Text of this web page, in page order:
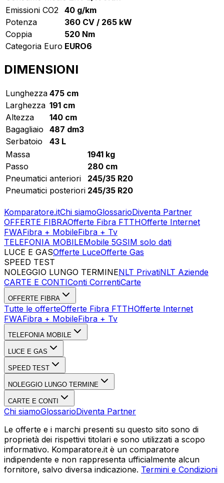
Emissioni CO2
40 g/km
Potenza
360 CV / 265 kW
Coppia
520 Nm
Categoria Euro EURO6
DIMENSIONI
Lunghezza 475 cm
Larghezza 191 cm
Altezza
140 cm
Bagagliaio
487 dm3
Serbatoio
43 L
Massa
1941 kg
Passo
280 cm
Pneumatici anteriori
245/35 R20
Pneumatici posteriori 245/35 R20
Komparatore.itChi siamoGlossarioDiventa Partner
OFFERTE FIBRAOfferte Fibra FTTHOfferte Internet
FWAFibra + MobileFibra + Tv
TELEFONIA MOBILEMobile 5GSIM solo dati
LUCE E GASOfferte LuceOfferte Gas
SPEED TEST
NOLEGGIO LUNGO TERMINENLT PrivatiNLT Aziende
CARTE E CONTIConti CorrentiCarte
OFFERTE FIBRA
Tutte le offerteOfferte Fibra FTTHOfferte Internet
FWAFibra + MobileFibra + Tv
TELEFONIA MOBILE
LUCE E GAS
SPEED TEST
NOLEGGIO LUNGO TERMINE
CARTE E CONTI
Chi siamoGlossarioDiventa Partner
Le offerte e i marchi presenti su questo sito sono di
proprietà dei rispettivi titolari e sono utilizzati a scopo
informativo. Komparatore.it è un comparatore
indipendente e non rappresenta ufficialmente alcun
fornitore, salvo diversa indicazione. Termini e Condizioni